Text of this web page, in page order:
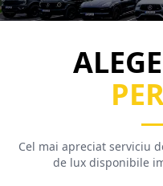
Cel mai apreciat serviciu
de lux disponibile